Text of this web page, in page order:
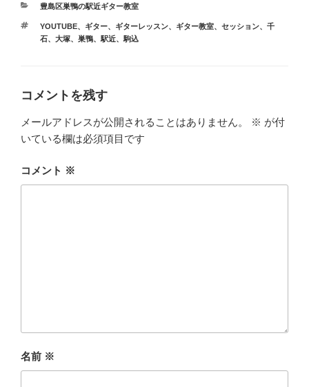
カ
ゴ
リ
豊島区巣鴨の駅近ギター教室
タ
グ
YOUTUBE、 ギター、 ギターレッスン、 ギター教室、 セッション、 千
石、 大塚、 巣鴨、 駅近、 駒込
コメントを残す
メールアドレスが公開されることはありません。 ※ が付
いている欄は必須項目です
コメント ※
名前 ※